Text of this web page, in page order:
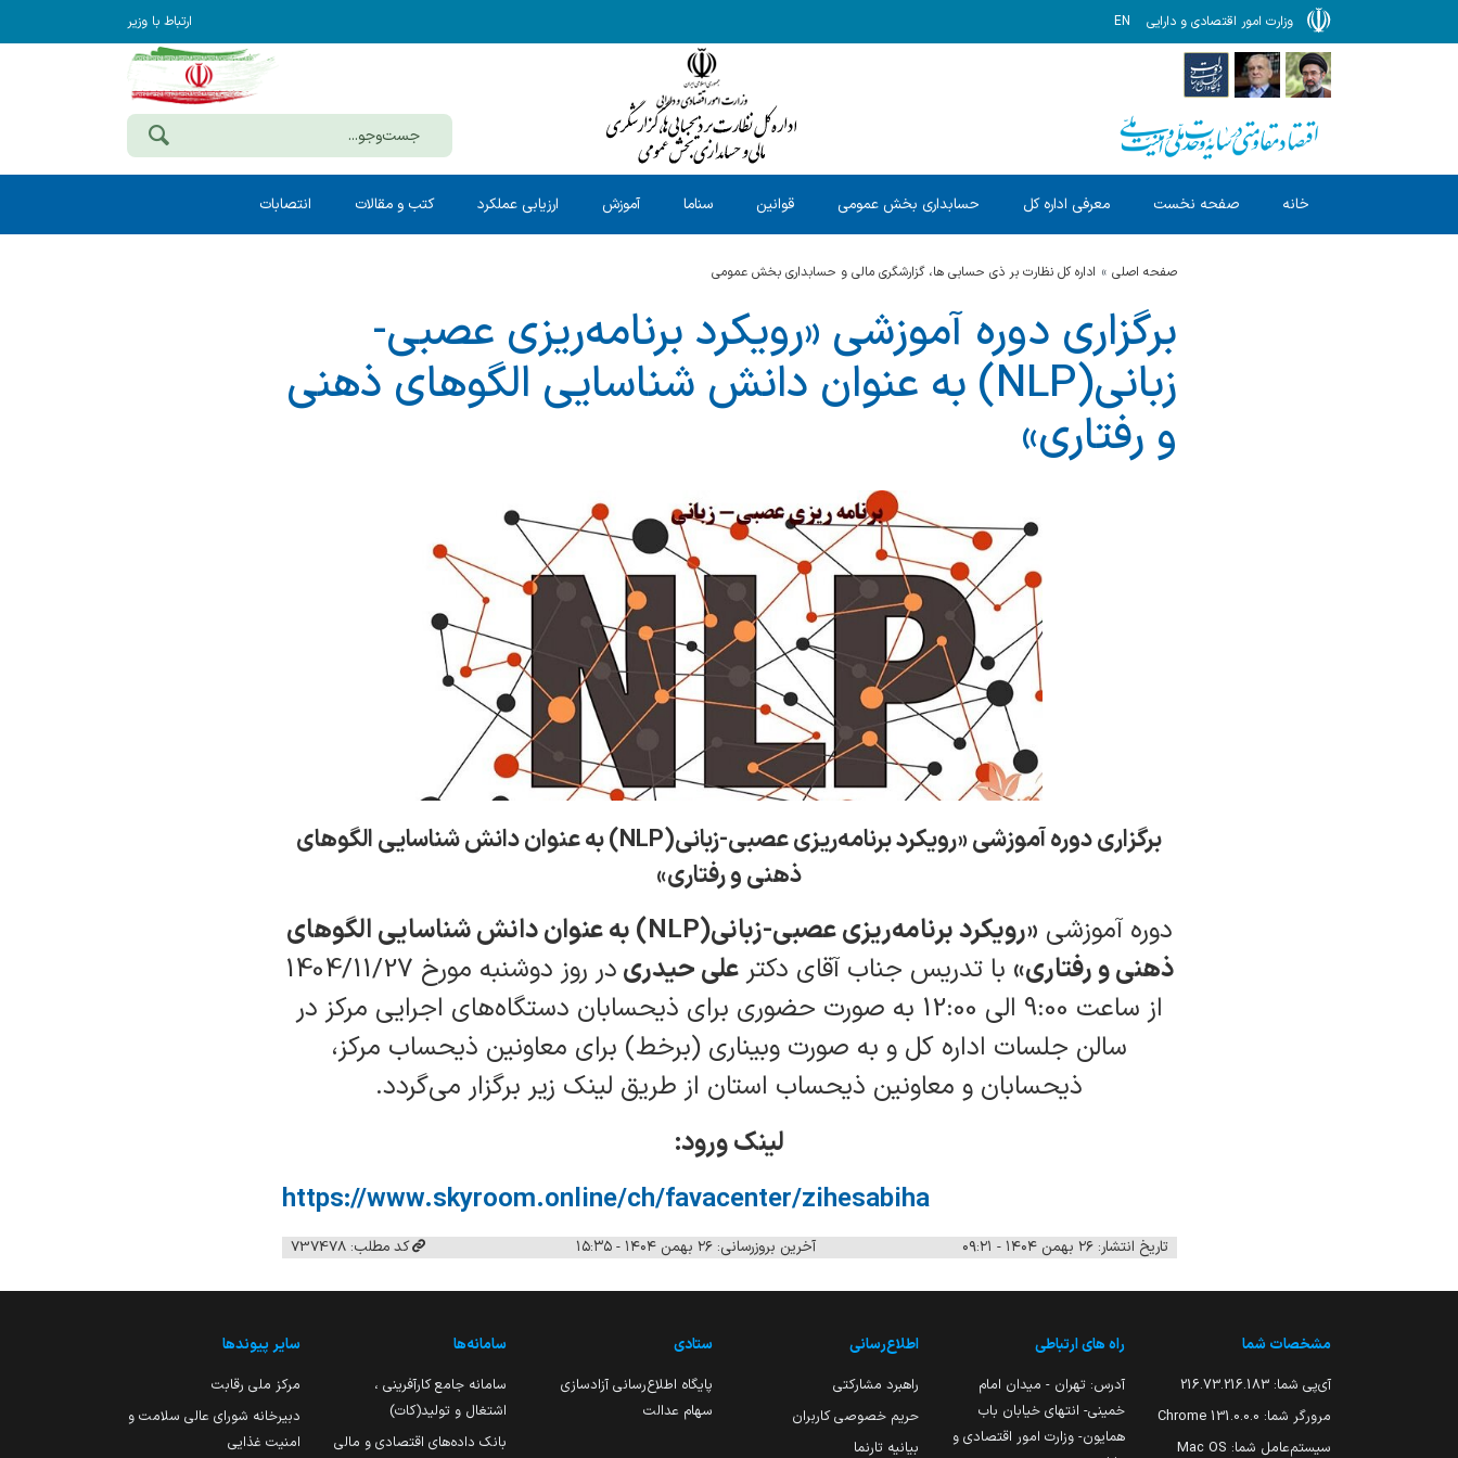
وزارت امور اقتصادی و دارایی EN ارتباط با وزیر
خانه صفحه نخست معرفی اداره کل حسابداری بخش عمومی قوانین سناما آموزش ارزیابی عملکرد کتب و مقالات انتصابات
صفحه اصلی اداره کل نظارت بر ذی حسابی ها، گزارشگری مالی و حسابداری بخش عمومی
برگزاری دوره آموزشی «رویکرد برنامه‌ریزی عصبی-
زبانی(NLP) به عنوان دانش شناسایی الگوهای ذهنی
و رفتاری»
برگزاری دوره آموزشی «رویکرد برنامه‌ریزی عصبی-زبانی(NLP) به عنوان دانش شناسایی الگوهای
ذهنی و رفتاری»
دوره آموزشی
«رویکرد برنامه‌ریزی عصبی-زبانی(NLP) به عنوان دانش شناسایی الگوهای
ذهنی و رفتاری» با تدریس جناب آقای دکترعلی حیدری
در روز دوشنبه مورخ 1404/11/27
از ساعت 9:00 الی 12:00 به صورت حضوری برای ذیحسابان دستگاه‌های اجرایی مرکز در
سالن جلسات اداره کل و به صورت وبیناری (برخط) برای معاونین ذیحساب مرکز،
ذیحسابان و معاونین ذیحساب استان از طریق لینک زیر برگزار می‌گردد.
لینک ورود:
https://www.skyroom.online/ch/favacenter/zihesabiha
تاریخ انتشار: ۲۶ بهمن ۱۴۰۴ - ۰۹:۲۱ آخرین بروزرسانی: ۲۶ بهمن ۱۴۰۴ - ۱۵:۳۵ کد مطلب: 737478
مشخصات شما
آی‌پی شما: 216.73.216.183
مرورگر شما: 131.0.0.0 Chrome
سیستم‌عامل شما: Mac OS
راه های ارتباطی
آدرس: تهران - میدان امام
خمینی- انتهای خیابان باب
همایون- وزارت امور اقتصادی و
اطلاع‌رسانی
راهبرد مشارکتی
حریم خصوصی کاربران
بیانیه تارنما
ستادی
پایگاه اطلاع‌رسانی آزادسازی
سهام عدالت
سامانه‌ها
سامانه جامع کارآفرینی ،
اشتغال و تولید(کات)
بانک داده‌های اقتصادی و مالی
سایر پیوندها
مرکز ملی رقابت
دبیرخانه شورای عالی سلامت و
امنیت غذایی